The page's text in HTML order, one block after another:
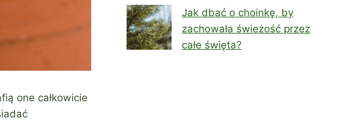
one całkowicie
Jak dbać o choinkę, by
zachowała świeżość przez
całe święta?